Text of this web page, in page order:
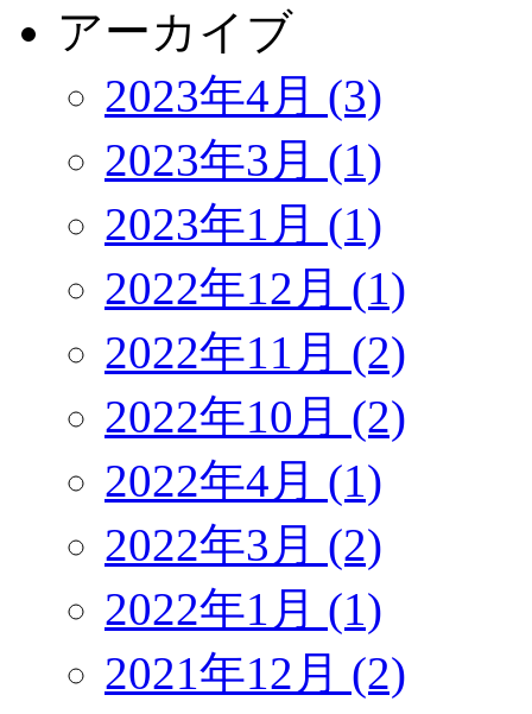
アーカイブ
2023年4月 (3)
2023年3月 (1)
2023年1月 (1)
2022年12月 (1)
2022年11月 (2)
2022年10月 (2)
2022年4月 (1)
2022年3月 (2)
2022年1月 (1)
2021年12月 (2)